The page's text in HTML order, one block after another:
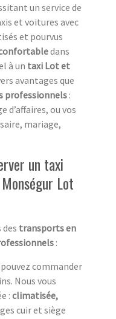
un service de
et voitures avec
et pourvus
dans
à un taxi Lot et
avantages que
professionnels :
d’affaires, ou vos
mariage,
un taxi
Lot
transports en
:
commander
Nous vous
: climatisée,
cuir et siège